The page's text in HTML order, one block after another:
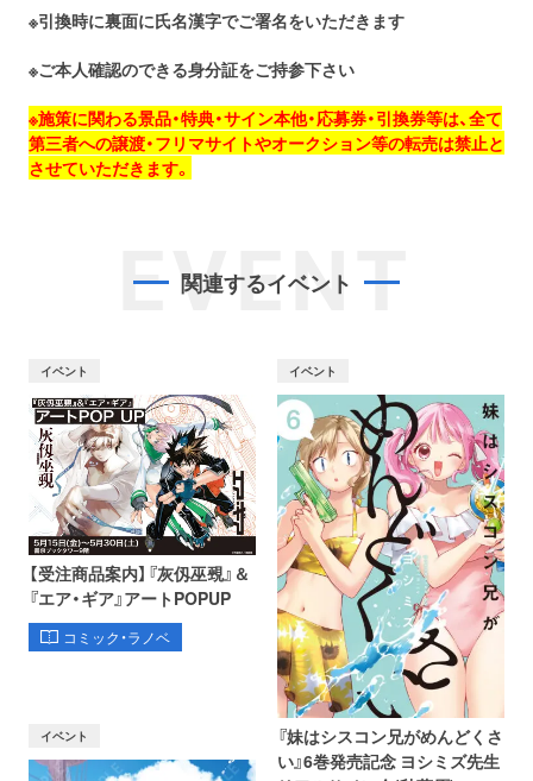
※引換時に裏面に氏名漢字でご署名をいただきます
※ご本人確認のできる身分証をご持参下さい
※施策に関わる景品・特典・サイン本他・応募券・引換券等は、全て
第三者への譲渡・フリマサイトやオークション等の転売は禁止と
させていただきます。
EVENT
関連するイベント
イベント
【受注商品案内】『灰仭巫覡』＆
『エア・ギア』アートPOPUP
コミック・ラノベ
イベント
『妹はシスコン兄がめんどくさ
い』6巻発売記念 ヨシミズ先生
イベント